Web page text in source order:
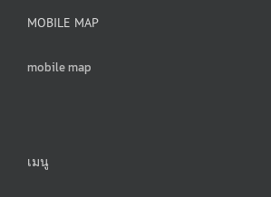
MOBILE MAP
mobile map
เมนู